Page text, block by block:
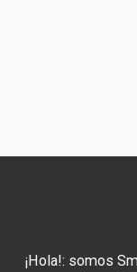
¡Hola!: somos